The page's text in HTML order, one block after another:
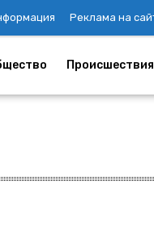
Реклама на
Происшествия